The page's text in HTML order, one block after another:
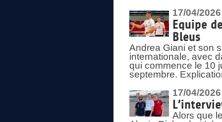
17/04/2026
Equipe
Bleus
Andrea Giani et son
internationale, avec
qui commence le 10
septembre.
17/04/2026
Alors que